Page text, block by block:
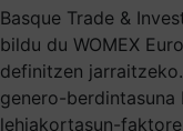
Basque Trade &
bildu du WOMEX
definitzen
genero-berdintasuna
lehiakortasun-